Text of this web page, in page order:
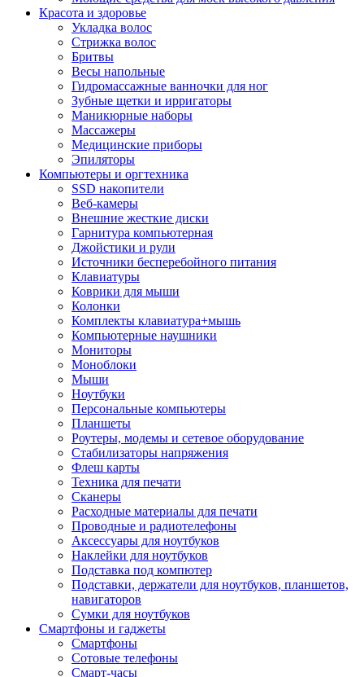
Красота и здоровье
Укладка волос
Стрижка волос
Бритвы
Весы напольные
Гидромассажные ванночки для ног
Зубные щетки и ирригаторы
Маникюрные наборы
Массажеры
Медицинские приборы
Эпиляторы
Компьютеры и оргтехника
SSD накопители
Веб-камеры
Внешние жесткие диски
Гарнитура компьютерная
Джойстики и рули
Источники бесперебойного питания
Клавиатуры
Коврики для мыши
Колонки
Комплекты клавиатура+мышь
Компьютерные наушники
Мониторы
Моноблоки
Мыши
Ноутбуки
Персональные компьютеры
Планшеты
Роутеры, модемы и сетевое оборудование
Стабилизаторы напряжения
Флеш карты
Техника для печати
Сканеры
Расходные материалы для печати
Проводные и радиотелефоны
Аксессуары для ноутбуков
Наклейки для ноутбуков
Подставка под компютер
Подставки, держатели для ноутбуков, планшетов,
навигаторов
Сумки для ноутбуков
Смартфоны и гаджеты
Смартфоны
Сотовые телефоны
Смарт-часы